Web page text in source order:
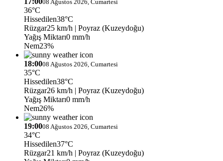
08 Ağustos 2026, Cumartesi
36°C
Hissedilen38°C
Rüzgar25 km/h | Poyraz (Kuzeydoğu)
Yağış Miktarı0 mm/h
Nem23%
18:0008 Ağustos 2026, Cumartesi
35°C
Hissedilen38°C
Rüzgar26 km/h | Poyraz (Kuzeydoğu)
Yağış Miktarı0 mm/h
Nem26%
19:0008 Ağustos 2026, Cumartesi
34°C
Hissedilen37°C
Rüzgar21 km/h | Poyraz (Kuzeydoğu)